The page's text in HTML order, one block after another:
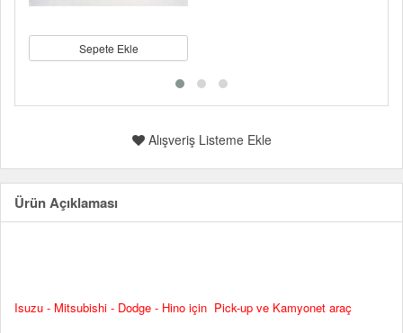
Sepete Ekle
Alışveriş Listeme Ekle
Ürün Açıklaması
Isuzu - Mitsubishi - Dodge - Hino için Pick-up ve Kamyonet araç